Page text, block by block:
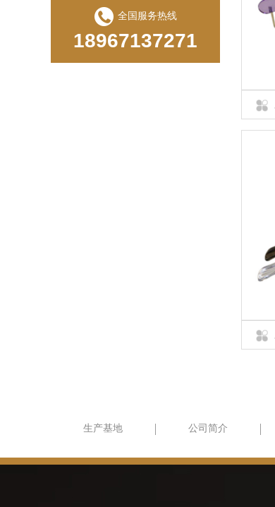
全国服务热线
18967137271
生产基地 公司简介